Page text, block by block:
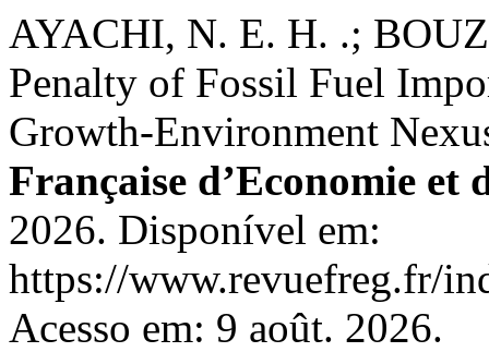
AYACHI, N. E. H. .;
Penalty of Fossil Fuel
Growth-Environment
Française d’Economie et
2026. Disponível em:
https://www.revuefreg.fr/
Acesso em: 9 août. 2026.